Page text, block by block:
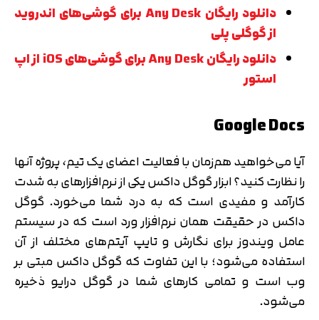
دانلود رایگان Any Desk برای گوشی‌های اندروید
از گوگلی پلی
دانلود رایگان Any Desk برای گوشی‌های iOS از اپ
استور
Google Docs
آیا می‌خواهید هم‌زمان با فعالیت اعضای یک تیم، پروژه آنها
را نظارت کنید؟ ابزار گوگل داکس یکی از نرم‌افزارهای به شدت
کارآمد و مفیدی است که به درد شما می‌خورد. گوگل
داکس در حقیقت همان نرم‌افزار ورد است که در سیستم
عامل ویندوز برای نگارش و تایپ آیتم‌های مختلف از آن
استفاده می‌شود؛ با این تفاوت که گوگل داکس مبتی بر
وب است و تمامی کارهای شما در گوگل درایو ذخیره
می‌شود.